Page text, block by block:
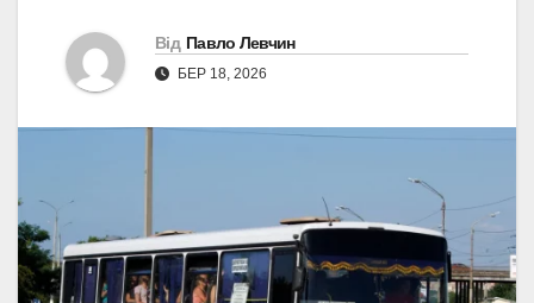
Від Павло Левчин
БЕР 18, 2026